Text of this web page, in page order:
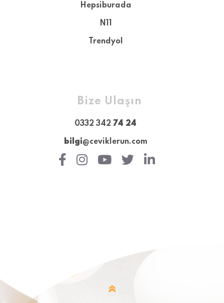
Hepsiburada
N11
Trendyol
Bize Ulaşın
0332 342 74 24
bilgi@ceviklerun.com